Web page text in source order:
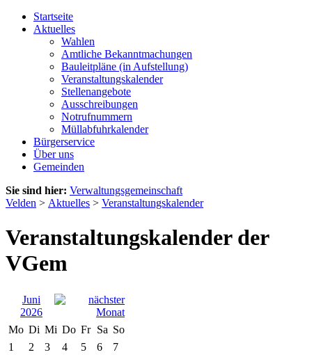
Startseite
Aktuelles
Wahlen
Amtliche Bekanntmachungen
Bauleitpläne (in Aufstellung)
Veranstaltungskalender
Stellenangebote
Ausschreibungen
Notrufnummern
Müllabfuhrkalender
Bürgerservice
Über uns
Gemeinden
Sie sind hier: Verwaltungsgemeinschaft
Velden > Aktuelles > Veranstaltungskalender
Veranstaltungskalender der
VGem
Juni
2026
Mo Di Mi Do Fr Sa So
1
2 3 4 5 6
7